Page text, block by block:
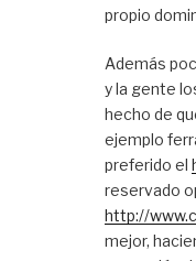
propio
Además
y la gente
hecho de
ejemplo
preferido el
reservado
http://
mejor,